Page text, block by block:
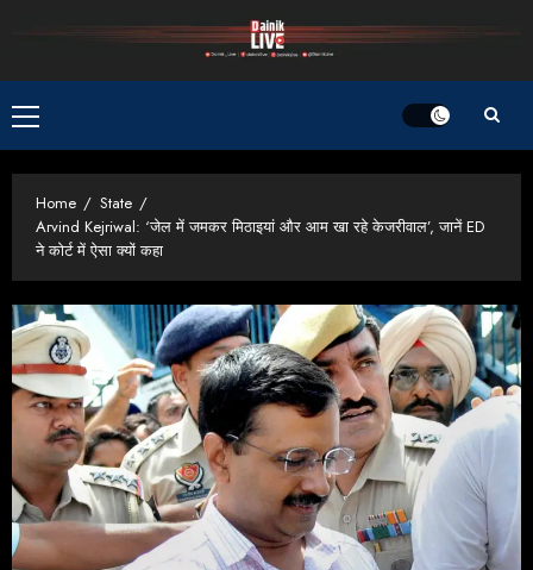
Primary
Menu
Home
State
Arvind Kejriwal: ‘जेल में जमकर मिठाइयां और आम खा रहे केजरीवाल’, जानें ED
ने कोर्ट में ऐसा क्यों कहा